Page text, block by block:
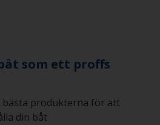
som ett proffs
bästa produkterna för att
din båt